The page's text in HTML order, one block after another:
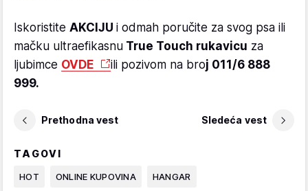
Iskoristite AKCIJU i odmah poručite za svog psa ili
mačku ultraefikasnu True Touch rukavicu za
ljubimce OVDE ili pozivom na broj 011/6 888
999.
Prethodna vest Sledeća vest
TAGOVI
HOT ONLINE KUPOVINA HANGAR